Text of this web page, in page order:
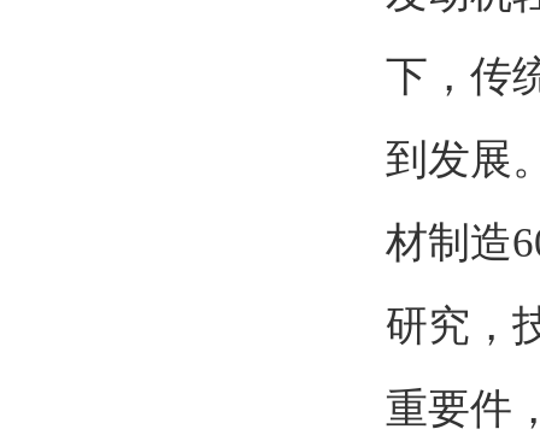
下，传
到发展
材制造
研究，
重要件